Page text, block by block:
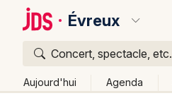
Évreux
Concert, spectacle, etc.
Aujourd'hui Agenda
Quoi ?